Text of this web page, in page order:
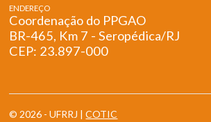
ENDEREÇO
Coordenação do PPGAO
BR-465, Km 7 - Seropédica/RJ
CEP: 23.897-000
© 2026 - UFRRJ |COTIC